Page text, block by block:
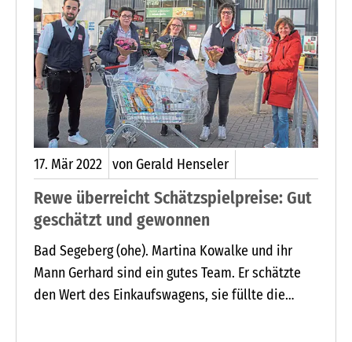
ergänzen. Natürlich wird es auch an
vegetarischen Alternativen, herzhaften Beilagen
sowie liebevollen Desserts nicht mangeln.
17. Mär2022 von Gerald Henseler
Rewe überreicht Schätzspielpreise: Gut
geschätzt und gewonnen
Bad Segeberg (ohe). Martina Kowalke und ihr
Mann Gerhard sind ein gutes Team. Er schätzte
den Wert des Einkaufswagens, sie füllte die